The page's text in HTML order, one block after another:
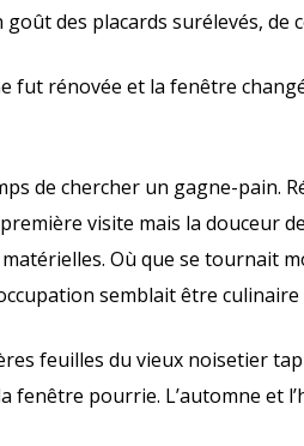
goût des placards surélevés,
fut rénovée et la fenêtre
de chercher un gagne-pain.
visite mais la douceur
Où que se tournait
semblait être
feuilles du vieux noisetier
fenêtre pourrie. L’automne et